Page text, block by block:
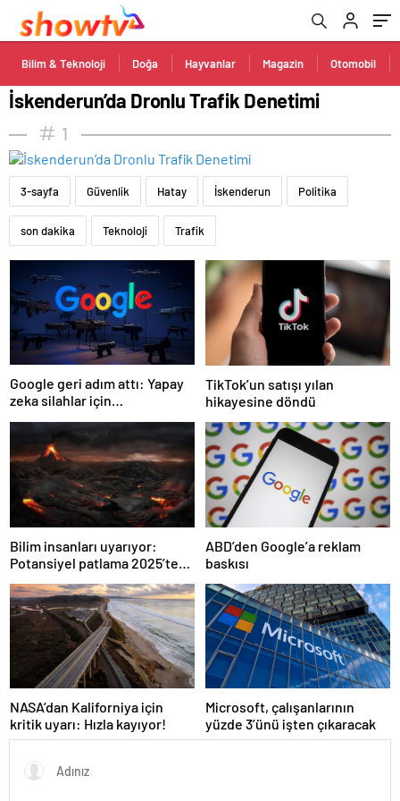
Bilim & Teknoloji Doğa Hayvanlar Magazin Otomobil
İskenderun’da Dronlu Trafik Denetimi
1
3-sayfa Güvenlik Hatay İskenderun Politika
son dakika Teknoloji Trafik
Google geri adım attı: Yapay
zeka silahlar için
TikTok’un satışı yılan
hikayesine döndü
Bilim insanları uyarıyor:
Potansiyel patlama 2025’te
ABD’den Google’a reklam
baskısı
NASA’dan Kaliforniya için
kritik uyarı: Hızla kayıyor!
Microsoft, çalışanlarının
yüzde 3’ünü işten çıkaracak